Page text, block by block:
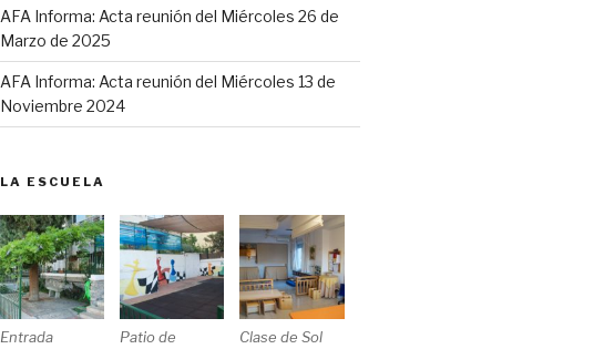
AFA Informa: Acta reunión del Miércoles 26 de
Marzo de 2025
AFA Informa: Acta reunión del Miércoles 13 de
Noviembre 2024
LA ESCUELA
Entrada
Patio de
Clase de Sol